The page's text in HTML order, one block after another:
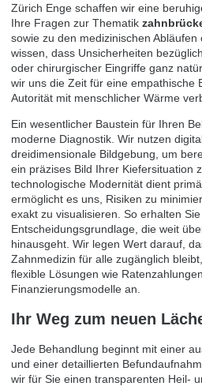
Zürich Enge schaffen wir eine
Ihre Fragen zur Thematik
sowie zu den medizinischen
wissen, dass Unsicherheiten
oder chirurgischer Eingriffe ganz
wir uns die Zeit für eine empathische
Autorität mit menschlicher Wärme
Ein wesentlicher Baustein für Ihren
moderne Diagnostik. Wir nutzen
dreidimensionale Bildgebung, um
ein präzises Bild Ihrer Kiefersituation
technologische Modernität dient
ermöglicht es uns, Risiken zu
exakt zu visualisieren. So erhalten
Entscheidungsgrundlage, die weit
hinausgeht. Wir legen Wert darauf,
Zahnmedizin für alle zugänglich
flexible Lösungen wie
Finanzierungsmodelle an.
Ihr Weg zum neuen
Jede Behandlung beginnt mit einer
und einer detaillierten
wir für Sie einen transparenten Heil-